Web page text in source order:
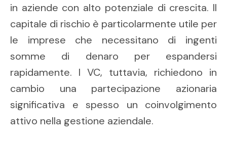
in aziende con alto potenziale di crescita. Il
capitale di rischio è particolarmente utile per
le imprese che necessitano di ingenti
somme di denaro per espandersi
rapidamente. I VC, tuttavia, richiedono in
cambio una partecipazione azionaria
significativa e spesso un coinvolgimento
attivo nella gestione aziendale.